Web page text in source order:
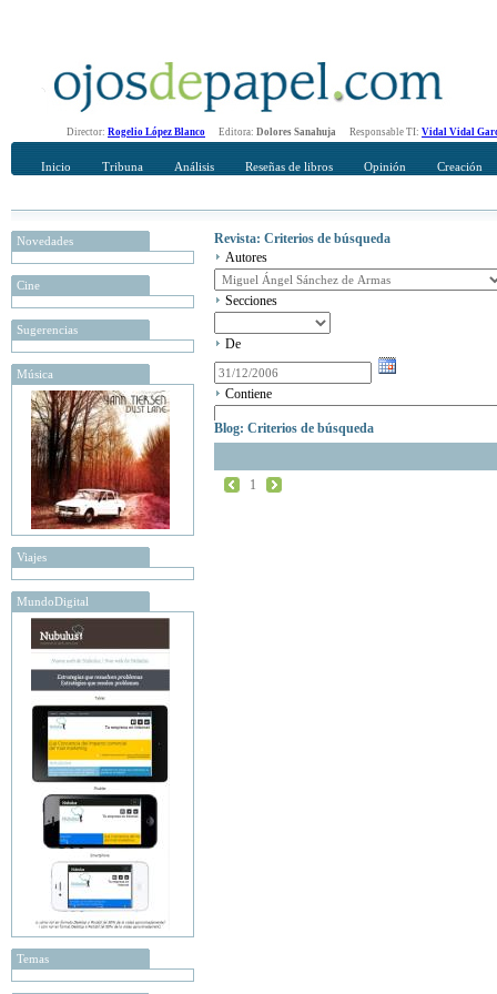
Director: Rogelio López Blanco Editora: Dolores Sanahuja Responsable TI: Vidal Vidal
Inicio Tribuna Análisis Reseñas de libros Opinión Creación
Novedades
Cine
Sugerencias
Música
Viajes
MundoDigital
Temas
Revista: Criterios de búsqueda
Autores
Secciones
De
Contiene
Blog: Criterios de búsqueda
1